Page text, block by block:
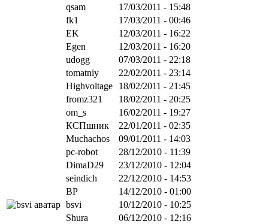
qsam
17/03/2011 - 15:48
fk1
17/03/2011 - 00:46
EK
12/03/2011 - 16:22
Egen
12/03/2011 - 16:20
udogg
07/03/2011 - 22:18
tomatniy
22/02/2011 - 23:14
Highvoltage
18/02/2011 - 21:45
fromz321
18/02/2011 - 20:25
om_s
16/02/2011 - 19:27
КСПшник
22/01/2011 - 02:35
Muchachos
09/01/2011 - 14:03
pc-robot
28/12/2010 - 11:39
DimaD29
23/12/2010 - 12:04
seindich
22/12/2010 - 14:53
BP
14/12/2010 - 01:00
bsvi
10/12/2010 - 10:25
Shura
06/12/2010 - 12:16